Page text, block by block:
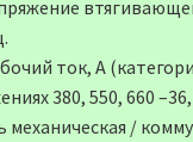
ток, А
380, 550, 660 –36,
механическая /